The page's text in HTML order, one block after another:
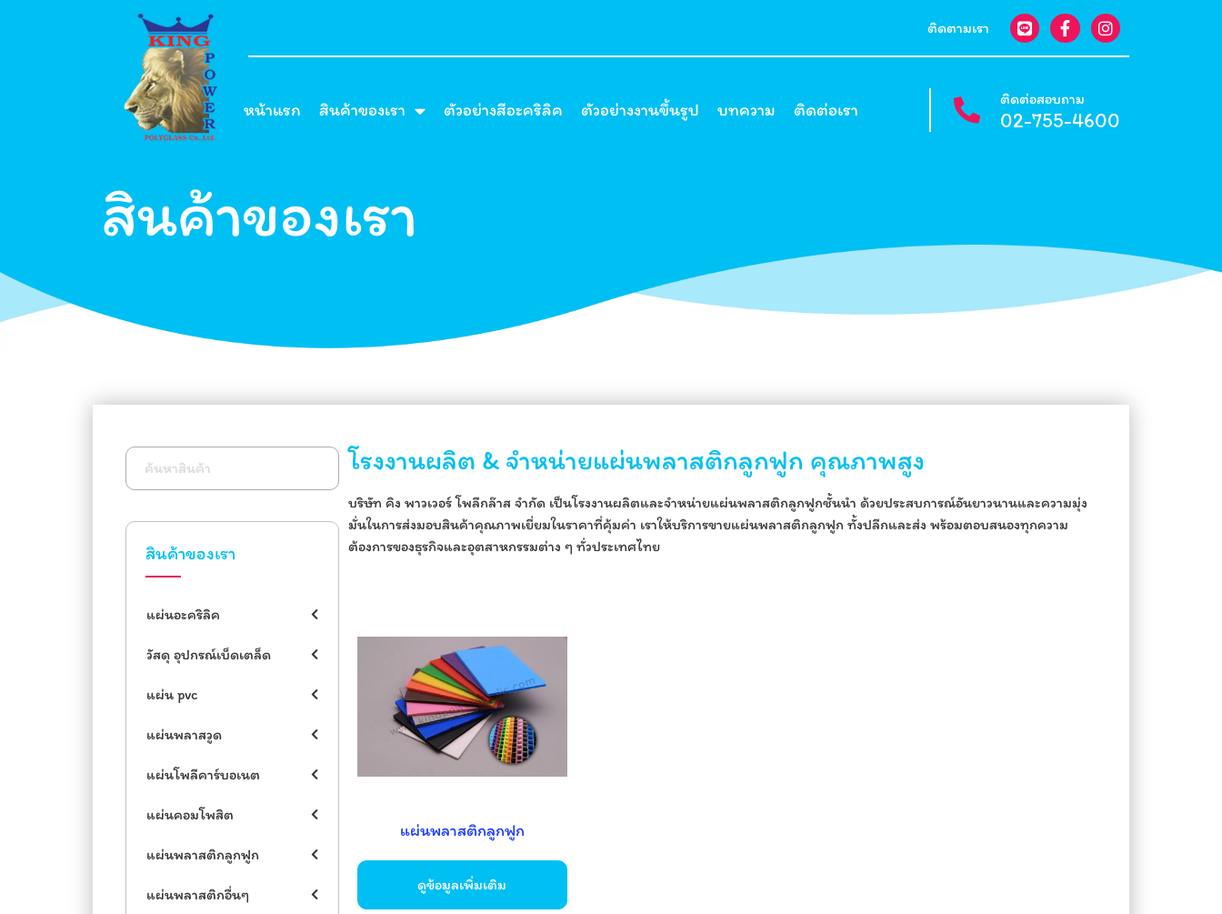
ติดตามเรา
หน้าแรก สินค้าของเรา ตัวอย่างสีอะคริลิค ตัวอย่างงานขึ้นรูป บทความ ติดต่อเรา
ติดต่อสอบถาม
02-755-4600
สินค้าของเรา
แผ่นอะคริลิค
วัสดุ อุปกรณ์เบ็ดเตล็ด
แผ่น pvc
แผ่นพลาสวูด
แผ่นโพลีคาร์บอเนต
แผ่นคอมโพสิต
แผ่นพลาสติกลูกฟูก
แผ่นพลาสติกอื่นๆ
โรงงานผลิต & จำหน่ายแผ่นพลาสติกลูกฟูก คุณภาพสูง
บริษัท คิง พาวเวอร์ โพลีกล๊าส จำกัด เป็นโรงงานผลิตและจำหน่ายแผ่นพลาสติกลูกฟูกชั้นนำ ด้วยประสบการณ์อันยาวนานและความมุ่ง
มั่นในการส่งมอบสินค้าคุณภาพเยี่ยมในราคาที่คุ้มค่า เราให้บริการขายแผ่นพลาสติกลูกฟูก ทั้งปลีกและส่ง พร้อมตอบสนองทุกความ
ต้องการของธุรกิจและอุตสาหกรรมต่าง ๆ ทั่วประเทศไทย
แผ่นพลาสติกลูกฟูก
ดูข้อมูลเพิ่มเติม